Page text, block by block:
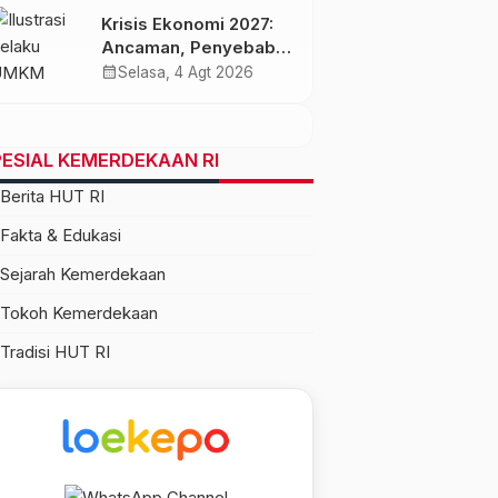
Krisis Ekonomi 2027:
Ancaman, Penyebab,
dan Dampaknya bagi
calendar_monthSelasa, 4 Agt 2026
KEMERDEKAAN RI
Berita HUT RI
Fakta & Edukasi
Sejarah Kemerdekaan
Tokoh Kemerdekaan
Tradisi HUT RI